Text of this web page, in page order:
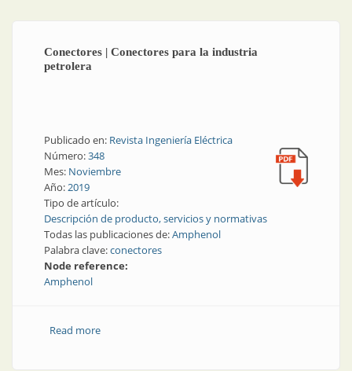
Conectores | Conectores para la industria
petrolera
Publicado en: Revista Ingeniería Eléctrica
Número:348
Mes: Noviembre
Año:2019
Tipo de artículo:
Descripción de producto, servicios y normativas
Todas las publicaciones de:Amphenol
Palabra clave:conectores
Node reference:
Amphenol
Read moreabout Conectores | Conectores para la industria